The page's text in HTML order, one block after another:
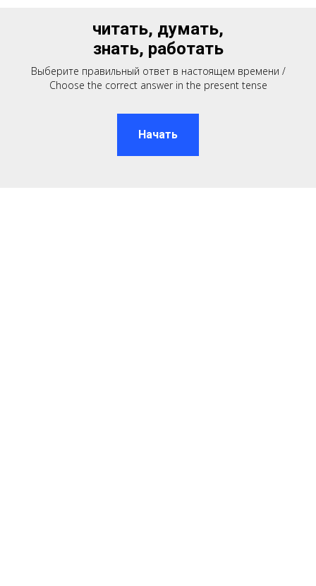
читать, думать,
знать, работать
Выберите правильный ответ в настоящем времени /
Choose the correct answer in the present tense
Начать